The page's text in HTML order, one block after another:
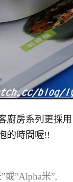
廚房系列更採
的時間喔!!
或”Alpha米”,